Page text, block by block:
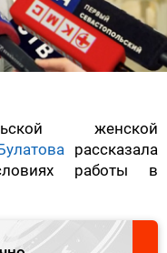
женской
рассказала
работы в